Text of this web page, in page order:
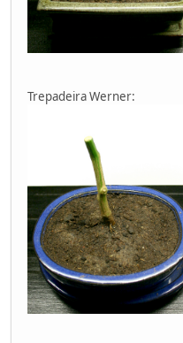
Trepadeira Werner: